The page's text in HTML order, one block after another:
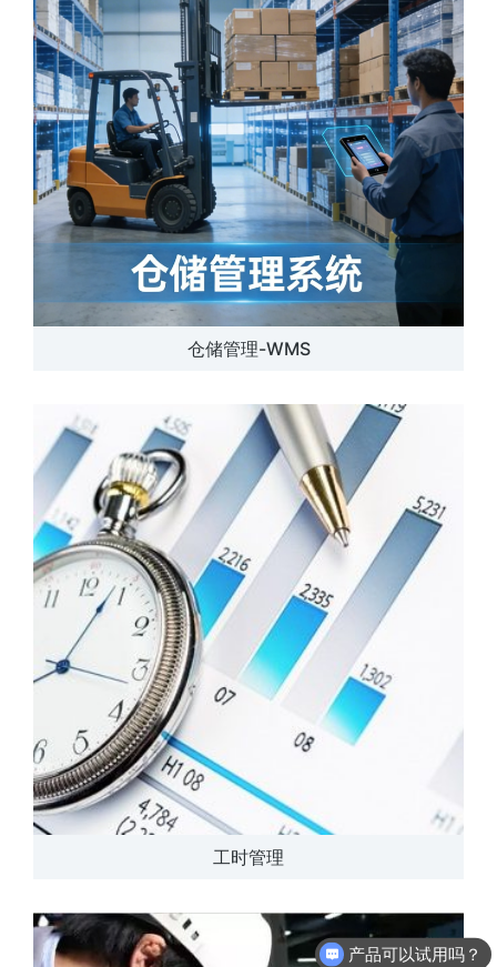
仓储管理-WMS
工时管理
产品可以试用吗？